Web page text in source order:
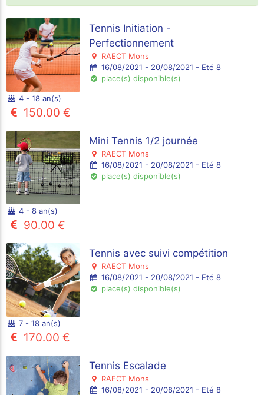
Tennis Initiation -
Perfectionnement
RAECT Mons
16/08/2021 - 20/08/2021 - Eté 8
place(s) disponible(s)
4 - 18 an(s)
150.00 €
Mini Tennis 1/2 journée
RAECT Mons
16/08/2021 - 20/08/2021 - Eté 8
place(s) disponible(s)
4 - 8 an(s)
90.00 €
Tennis avec suivi compétition
RAECT Mons
16/08/2021 - 20/08/2021 - Eté 8
place(s) disponible(s)
7 - 18 an(s)
170.00 €
Tennis Escalade
RAECT Mons
16/08/2021 - 20/08/2021 - Eté 8